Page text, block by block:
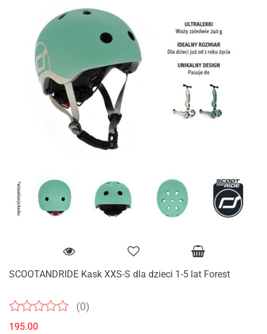
SCOOTANDRIDE Kask XXS-S dla dzieci 1-5 lat Forest
(0)
195.00